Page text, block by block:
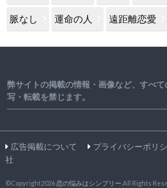
脈なし 運命の人 遠距離恋愛
弊サイトの掲載の情報・画像など、すべ
写・転載を禁じます。
広告掲載について プライバシーポリ
社
©Copyright2026恋の悩みはシンプリー .All Rights